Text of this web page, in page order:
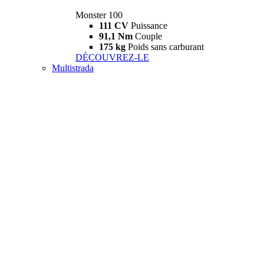
Monster 100
111 CV Puissance
91,1 Nm Couple
175 kg Poids sans carburant
DÉCOUVREZ-LE
Multistrada